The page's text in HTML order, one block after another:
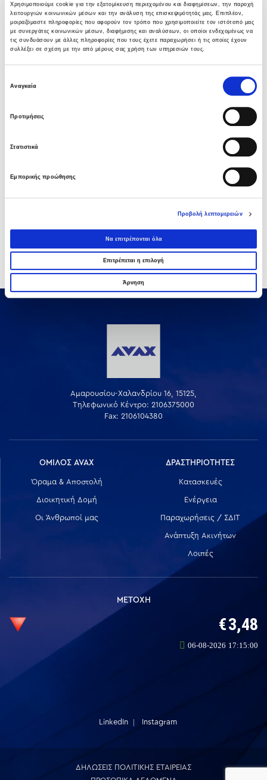
Χρησιμοποιούμε cookie για την εξατομίκευση περιεχομένου και διαφημίσεων, την παροχή
λειτουργιών κοινωνικών μέσων και την ανάλυση της επισκεψιμότητάς μας. Επιπλέον,
μοιραζόμαστε πληροφορίες που αφορούν τον τρόπο που χρησιμοποιείτε τον ιστότοπό μας
με συνεργάτες κοινωνικών μέσων, διαφήμισης και αναλύσεων, οι οποίοι ενδεχομένως να
τις συνδυάσουν με άλλες πληροφορίες που τους έχετε παραχωρήσει ή τις οποίες έχουν
συλλέξει σε σχέση με την από μέρους σας χρήση των υπηρεσιών τους.
Αναγκαία
Προτιμήσεις
Στατιστικά
Εμπορικής προώθησης
Προβολή λεπτομερειών
Να επιτρέπονται όλα
Επιτρέπεται η επιλογή
Άρνηση
Όμιλος AVAX: Ανάληψη έργου κατασκευής
σταθμού παραγωγής ηλεκτρικής ενέργειας
800 ΜW στη Λάρισα
05 ΑΥΓΟΎΣΤΟΥ 2026
Νέα σύμβαση ΕΤΕΘ με το ΑΝΑΤΟΛΙΑ για
Όμιλος AVAX: Νέα σύμβαση με το ΑΝΑΤΟΛΙΑ
για κτίριο 4.500 τμ που συμβάλλει στην
ακαδημαϊκή αναβάθμιση της Θεσσαλονίκης
03 ΑΥΓΟΎΣΤΟΥ 2026
Όμιλος AVAX: Υπογραφή σύμβασης για νέο
Ρουμανία
03 ΑΥΓΟΎΣΤΟΥ 2026
Αμαρουσίου-Χαλανδρίου 16, 15125,
Τηλεφωνικό Κέντρο: 2106375000
Fax: 2106104380
ΟΜΙΛΟΣ AVAX
Όραμα & Αποστολή
Διοικητική Δομή
Οι Άνθρωποί μας
ΔΡΑΣΤΗΡΙΟΤΗΤΕΣ
Κατασκευές
Ενέργεια
Παραχωρήσεις / ΣΔΙΤ
Ανάπτυξη Ακινήτων
Λοιπές
ΜΕΤΟΧΗ
LinkedIn Instagram
ΔΗΛΩΣΕΙΣ ΠΟΛΙΤΙΚΗΣ ΕΤΑΙΡΕΙΑΣ